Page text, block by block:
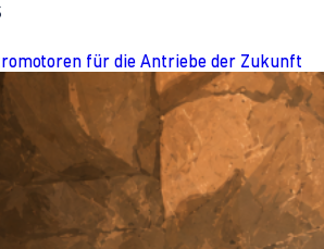
für die Antriebe der Zukunft